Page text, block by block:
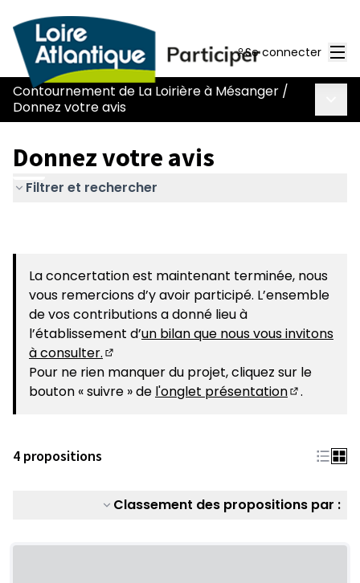
Se connecter
Contournement de La Loirière à Mésanger /
Donnez votre avis
Donnez votre avis
Filtrer et rechercher
La concertation est maintenant terminée, nous
vous remercions d’y avoir participé. L’ensemble
de vos contributions a donné lieu à
l’établissement d’un bilan que nous vous invitons
à consulter.
(S'ouvre dans un nouvel onglet)
Pour ne rien manquer du projet, cliquez sur le
bouton « suivre » de l'onglet présentation .
4 propositions
Classement des propositions par :